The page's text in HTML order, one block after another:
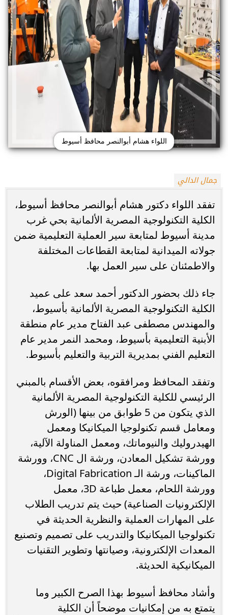
اللواء هشام أبوالنصر محافظ أسيوط
جمال الدالي
تفقد اللواء دكتور هشام أبوالنصر محافظ أسيوط،
الكلية التكنولوجية المصرية الألمانية بحي غرب
مدينة أسيوط لمتابعة سير العملية التعليمية ضمن
جولاته الميدانية لمتابعة القطاعات المختلفة
والاطمئنان على سير العمل بها.
جاء ذلك بحضور الدكتور أحمد سعد على عميد
الكلية التكنولوجية المصرية الألمانية بأسيوط،
والمهندس مصطفى عبد الفتاح مدير عام منطقة
الأبنية التعليمية بأسيوط، ومحمد النمر مدير عام
التعليم الفني بمديرية التربية والتعليم بأسيوط.
وتفقد المحافظ ومرافقوه، بعض الأقسام بالمبني
الرئيسي للكلية التكنولوجية المصرية الألمانية
الذي يتكون من 5 طوابق من بينها (الورش
ومعامل قسم تكنولوجيا الميكانيكا ومعمل
الهيدروليك والنيوماتك، ومعمل المناولة الآلية،
وورشة تشكيل المعادن، ورشة ال CNC، وورشة
الماكينات، ورشة الـ Digital Fabrication،
وورشة اللحام، معمل طباعة 3D، معمل
الإلكترونيات الصناعية) حيث يتم تدريب الطلاب
على المهارات العملية والنظرية الحديثة في
تكنولوجيا الميكانيكا والتدريب على تصميم وتصنيع
المعدات الإلكترونية، وصيانتها وتطوير التقنيات
الميكانيكية الحديثة.
وأشاد محافظ أسيوط بهذا الصرح الكبير وما
يتمتع به من إمكانيات موضحاً أن الكلية